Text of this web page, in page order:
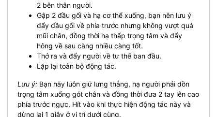
2 bên thân người.
Gập 2 đầu gối và hạ cơ thể xuống, bạn nên lưu ý
đẩy đầu gối về phía trước nhưng không vượt quá
mũi chân, đồng thời hạ thấp trọng tâm và đẩy
hông về sau càng nhiều càng tốt.
Thở ra và đẩy người về tư thế ban đầu.
Lặp lại toàn bộ động tác.
Lưu ý: Bạn hãy luôn giữ lưng thẳng, hạ người phải dồn
trọng tâm xuống gót chân và đồng thời đưa 2 tay lên cao
phía trước ngực. Hít vào khi thực hiện động tác này và
dừng lại 1 giây ở vị trí dưới cùng.